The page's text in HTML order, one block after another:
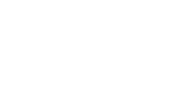
便・簡易生命保険・第１巻